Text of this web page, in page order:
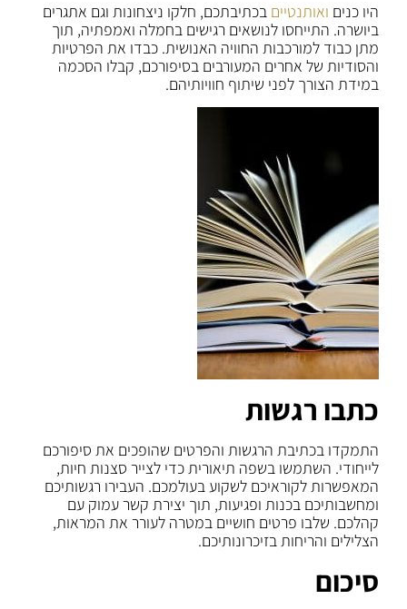
היו כנים ואותנטיים בכתיבתכם, חלקו ניצחונות וגם אתגרים
ביושרה. התייחסו לנושאים רגישים בחמלה ואמפתיה, תוך
מתן כבוד למורכבות החוויה האנושית. כבדו את הפרטיות
והסודיות של אחרים המעורבים בסיפורכם, קבלו הסכמה
במידת הצורך לפני שיתוף חוויותיהם.
כתבו רגשות
התמקדו בכתיבת הרגשות והפרטים שהופכים את סיפורכם
לייחודי. השתמשו בשפה תיאורית כדי לצייר סצנות חיות,
המאפשרות לקוראיכם לשקוע בעולמכם. העבירו רגשותיכם
ומחשבותיכם בכנות ופגיעות, תוך יצירת קשר עמוק עם
קהלכם. שלבו פרטים חושיים במטרה לעורר את המראות,
הצלילים והריחות בזיכרונותיכם.
סיכום